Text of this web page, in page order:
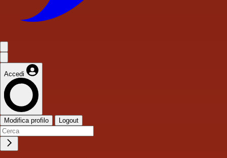
Accedi
Modifica profilo Logout